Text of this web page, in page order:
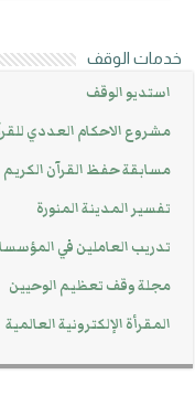
خدمات الوقف
استديو الوقف
مشروع الاحكام العددي
مسابقة حفظ القرآن الكريم
تفسير المدينة المنورة
تدريب العاملين في
مجلة وقف تعظيم الوحيين
المقرأة الإلكترونية العالمية